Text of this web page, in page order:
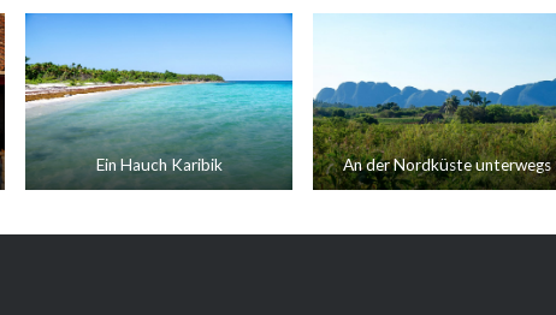
Ein Hauch Karibik An der Nordküste unterwegs